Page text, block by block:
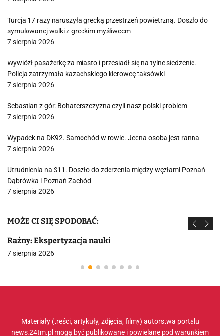
Turcja 17 razy naruszyła grecką przestrzeń powietrzną. Doszło do
symulowanej walki z greckim myśliwcem
7 sierpnia 2026
Wywiózł pasażerkę za miasto i przesiadł się na tylne siedzenie.
Policja zatrzymała kazachskiego kierowcę taksówki
7 sierpnia 2026
Sebastian z gór: Bohaterszczyzna czyli nasz polski problem
7 sierpnia 2026
Wypadek na DK92. Samochód w rowie. Jedna osoba jest ranna
7 sierpnia 2026
Utrudnienia na S11. Doszło do zderzenia między węzłami Poznań
Dąbrówka i Poznań Zachód
7 sierpnia 2026
MOŻE CI SIĘ SPODOBAĆ:
Raźny: Ekspertyzacja nauki
7 sierpnia 2026
Materiały (treści, artykuły, zdjęcia, filmy) autorstwa portalu
news.24tm.pl mogą być publikowane i powielane pod warunkiem